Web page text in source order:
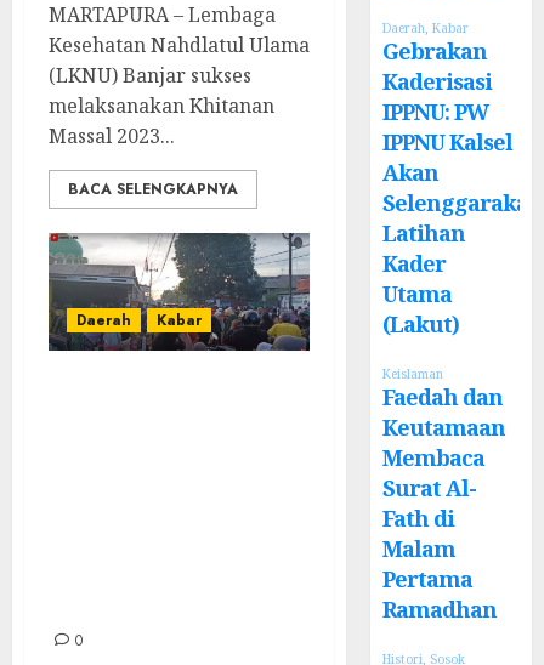
MARTAPURA – Lembaga
Kesehatan Nahdlatul Ulama
(LKNU) Banjar sukses
melaksanakan Khitanan
Massal 2023...
BACA SELENGKAPNYA
Daerah Kabar
0
Daerah,Kabar
Gebrakan
Kaderisasi
IPPNU: PW
IPPNU Kalsel
Akan
Selenggarakan
Latihan
Kader
Utama
(Lakut)
Keislaman
Faedah dan
Keutamaan
Membaca
Surat Al-
Fath di
Malam
Pertama
Ramadhan
Histori, Sosok